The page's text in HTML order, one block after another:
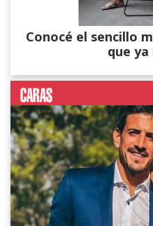
Conocé el sencillo
que ya